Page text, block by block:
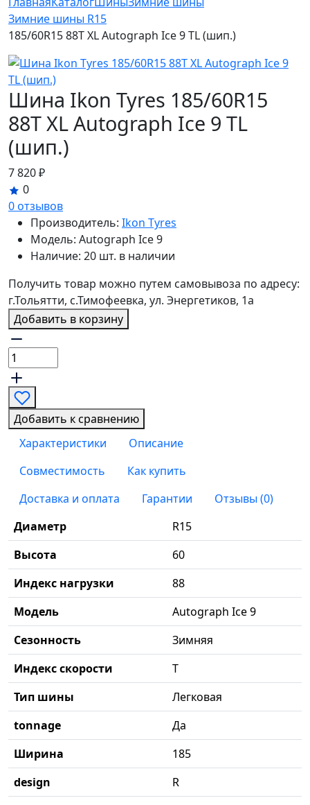
Зимние шины R15
185/60R15 88T XL Autograph Ice 9 TL (шип.)
Шина Ikon Tyres 185/60R15
88T XL Autograph Ice 9 TL
(шип.)
7 820 ₽
0
0 отзывов
Производитель: Ikon Tyres
Модель: Autograph Ice 9
Наличие: 20 шт. в наличии
Получить товар можно путем самовывоза по адресу:
г.Тольятти, с.Тимофеевка, ул. Энергетиков, 1а
Добавить в корзину
Добавить к сравнению
Характеристики
Описание
Совместимость
Как купить
Доставка и оплата
Гарантии
Отзывы (0)
Диаметр
R15
Высота
60
Индекс нагрузки
88
Модель
Autograph Ice 9
Сезонность
Зимняя
Индекс скорости
T
Тип шины
Легковая
tonnage
Да
Ширина
185
design
R